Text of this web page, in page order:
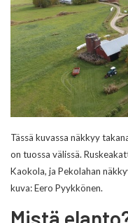
Tässä kuvassa näkkyy
on tuossa välissä.
Kaokola, ja Pekolahan
kuva: Eero Pyykkönen.
Mistä